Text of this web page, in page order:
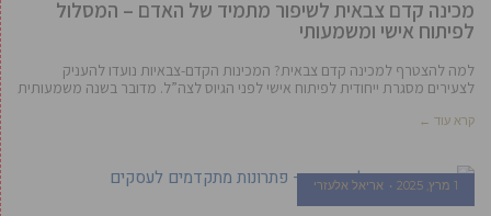
מכינה קדם צבאית לשיפור מתמיד של האדם – המסלול
לפיתוח אישי ומשמעותי
למה להצטרף למכינה קדם צבאית? המכינות הקדם-צבאיות נועדו להעניק
לצעירים מסגרת ייחודית לפיתוח אישי לפני הגיוס לצה”ל. מדובר בשנה משמעותית
קרא עוד ←
1 מרץ, 2025 אריאל אלעזרי